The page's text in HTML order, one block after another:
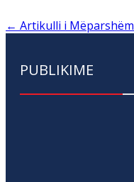
← Artikulli i Mëparshëm
PUBLIKIME